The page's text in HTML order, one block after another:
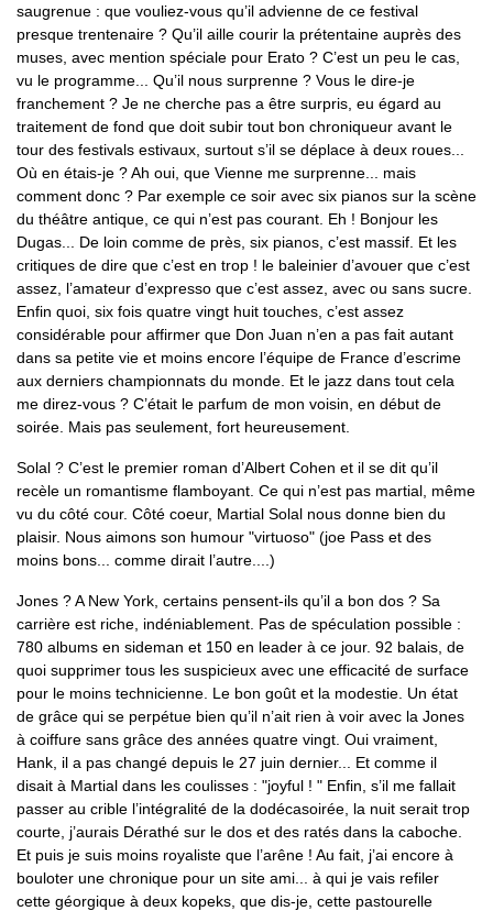
saugrenue : que vouliez-vous qu’il advienne de ce festival
presque trentenaire ? Qu’il aille courir la prétentaine auprès des
muses, avec mention spéciale pour Erato ? C’est un peu le cas,
vu le programme... Qu’il nous surprenne ? Vous le dire-je
franchement ? Je ne cherche pas a être surpris, eu égard au
traitement de fond que doit subir tout bon chroniqueur avant le
tour des festivals estivaux, surtout s’il se déplace à deux roues...
Où en étais-je ? Ah oui, que Vienne me surprenne... mais
comment donc ? Par exemple ce soir avec six pianos sur la scène
du théâtre antique, ce qui n’est pas courant. Eh ! Bonjour les
Dugas... De loin comme de près, six pianos, c’est massif. Et les
critiques de dire que c’est en trop ! le baleinier d’avouer que c’est
assez, l’amateur d’expresso que c’est assez, avec ou sans sucre.
Enfin quoi, six fois quatre vingt huit touches, c’est assez
considérable pour affirmer que Don Juan n’en a pas fait autant
dans sa petite vie et moins encore l’équipe de France d’escrime
aux derniers championnats du monde. Et le jazz dans tout cela
me direz-vous ? C’était le parfum de mon voisin, en début de
soirée. Mais pas seulement, fort heureusement.
Solal ? C’est le premier roman d’Albert Cohen et il se dit qu’il
recèle un romantisme flamboyant. Ce qui n’est pas martial, même
vu du côté cour. Côté coeur, Martial Solal nous donne bien du
plaisir. Nous aimons son humour "virtuoso" (joe Pass et des
moins bons... comme dirait l’autre....)
Jones ? A New York, certains pensent-ils qu’il a bon dos ? Sa
carrière est riche, indéniablement. Pas de spéculation possible :
780 albums en sideman et 150 en leader à ce jour. 92 balais, de
quoi supprimer tous les suspicieux avec une efficacité de surface
pour le moins technicienne. Le bon goût et la modestie. Un état
de grâce qui se perpétue bien qu’il n’ait rien à voir avec la Jones
à coiffure sans grâce des années quatre vingt. Oui vraiment,
Hank, il a pas changé depuis le 27 juin dernier... Et comme il
disait à Martial dans les coulisses : "joyful ! " Enfin, s’il me fallait
passer au crible l’intégralité de la dodécasoirée, la nuit serait trop
courte, j’aurais Dérathé sur le dos et des ratés dans la caboche.
Et puis je suis moins royaliste que l’arêne ! Au fait, j’ai encore à
bouloter une chronique pour un site ami... à qui je vais refiler
cette géorgique à deux kopeks, que dis-je, cette pastourelle